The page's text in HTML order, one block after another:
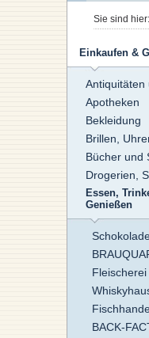
Sie sind hier:
Einkaufen &
Antiquitäten
Apotheken
Bekleidung
Brillen,
Bücher und
Drogerien,
Essen,
Genießen
BACK-